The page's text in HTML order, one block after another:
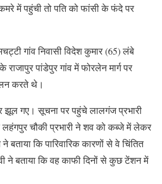
में पहुंची तो पति को फांसी के फंदे पर
गांव निवासी विदेश कुमार (65) लंबे
पांडेपुर गांव में फोरलेन मार्ग पर
करते थे।
झूल गए। सूचना पर पहुंचे लालगंज प्रभारी
लहंगपुर चौकी प्रभारी ने शव को कब्जे में लेकर
बताया कि पारिवारिक कारणों से वे चिंतित
ने बताया कि वह काफी दिनों से कुछ टेंशन में